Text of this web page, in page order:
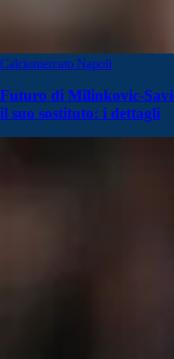
Calciomercato Napoli
Futuro di Milinkovic-
il suo sostituto: i dettagli